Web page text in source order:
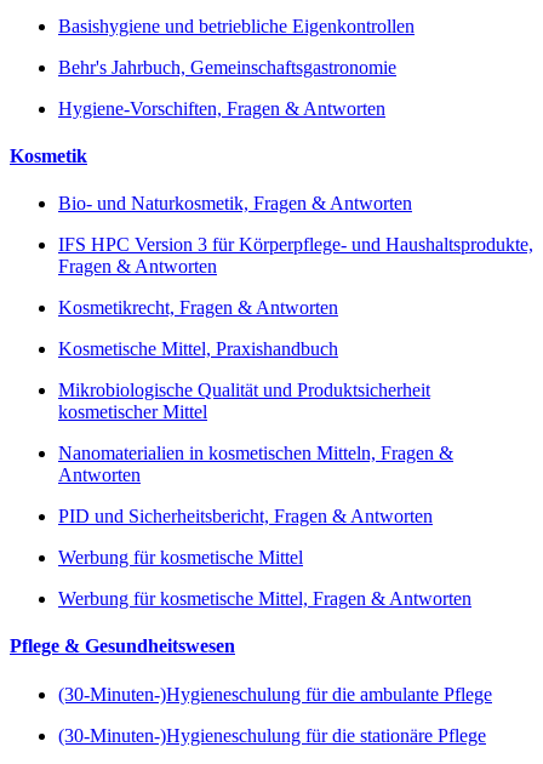
Basishygiene und betriebliche Eigenkontrollen
Behr's Jahrbuch, Gemeinschaftsgastronomie
Hygiene-Vorschiften, Fragen & Antworten
Kosmetik
Bio- und Naturkosmetik, Fragen & Antworten
IFS HPC Version 3 für Körperpflege- und Haushaltsprodukte,
Fragen & Antworten
Kosmetikrecht, Fragen & Antworten
Kosmetische Mittel, Praxishandbuch
Mikrobiologische Qualität und Produktsicherheit
kosmetischer Mittel
Nanomaterialien in kosmetischen Mitteln, Fragen &
Antworten
PID und Sicherheitsbericht, Fragen & Antworten
Werbung für kosmetische Mittel
Werbung für kosmetische Mittel, Fragen & Antworten
Pflege & Gesundheitswesen
(30-Minuten-)Hygieneschulung für die ambulante Pflege
(30-Minuten-)Hygieneschulung für die stationäre Pflege